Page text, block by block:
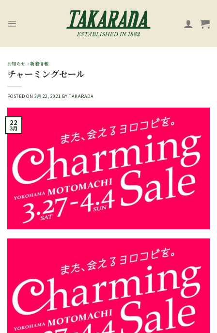
content
お知らせ・新着情報
チャーミングセール
POSTED ON 3月 22, 2021 BYTAKARADA
22
3月